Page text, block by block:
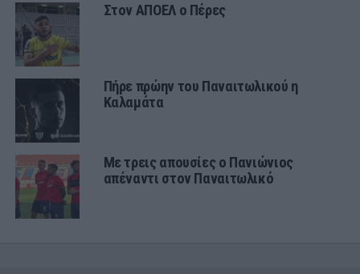
Στον ΑΠΟΕΛ ο Πέρες
Πήρε πρώην του Παναιτωλικού η
Καλαμάτα
Με τρεις απουσίες ο Πανιώνιος
απέναντι στον Παναιτωλικό